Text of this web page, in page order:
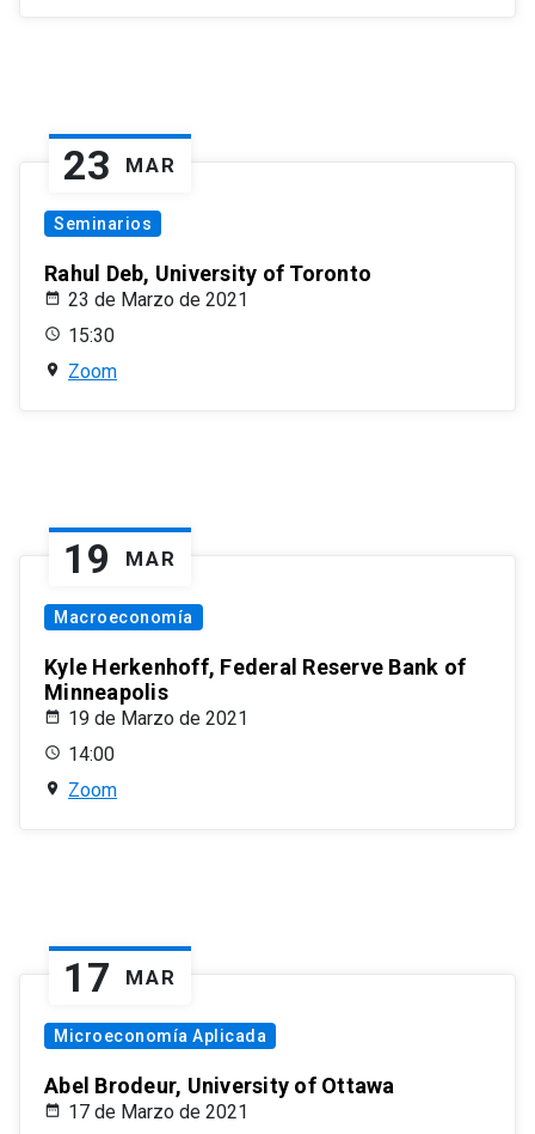
23 MAR
Seminarios
Rahul Deb, University of Toronto
23 de Marzo de 2021
15:30
Zoom
19 MAR
Macroeconomía
Kyle Herkenhoff, Federal Reserve Bank of
Minneapolis
19 de Marzo de 2021
14:00
Zoom
17 MAR
Microeconomía Aplicada
Abel Brodeur, University of Ottawa
17 de Marzo de 2021